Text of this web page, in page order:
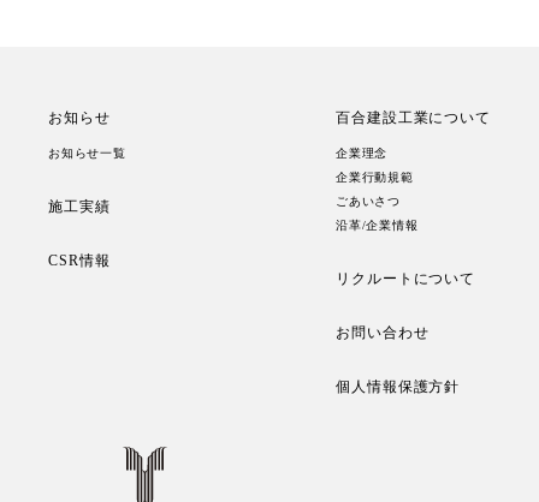
お知らせ
お知らせ一覧
施工実績
CSR情報
百合建設工業について
企業理念
企業行動規範
ごあいさつ
沿革/企業情報
リクルートについて
お問い合わせ
個人情報保護方針